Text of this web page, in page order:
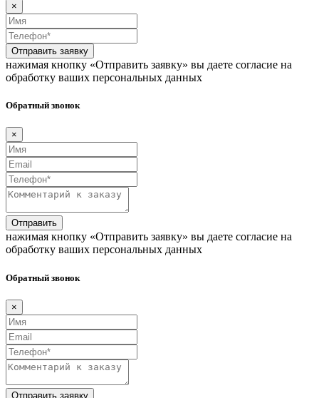
×
Отправить заявку
нажимая кнопку «Отправить заявку» вы даете согласие на
обработку ваших персональных данных
Обратный звонок
×
Отправить
нажимая кнопку «Отправить заявку» вы даете согласие на
обработку ваших персональных данных
Обратный звонок
×
Отправить заявку